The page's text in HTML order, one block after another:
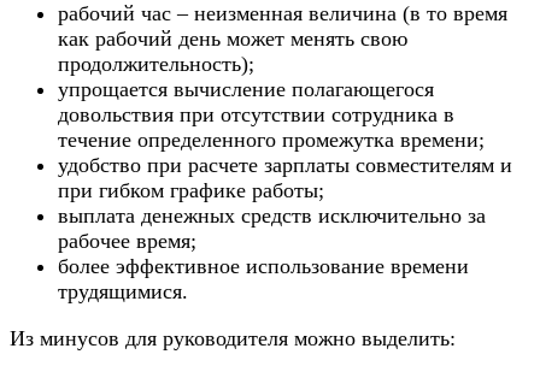
рабочий час – неизменная величина (в то время
как рабочий день может менять свою
продолжительность);
упрощается вычисление полагающегося
довольствия при отсутствии сотрудника в
течение определенного промежутка времени;
удобство при расчете зарплаты совместителям и
при гибком графике работы;
выплата денежных средств исключительно за
рабочее время;
более эффективное использование времени
трудящимися.
Из минусов для руководителя можно выделить: